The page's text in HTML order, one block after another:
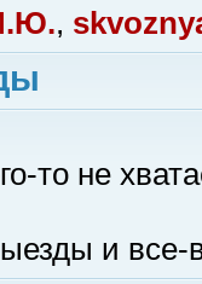
,
то не
и все-